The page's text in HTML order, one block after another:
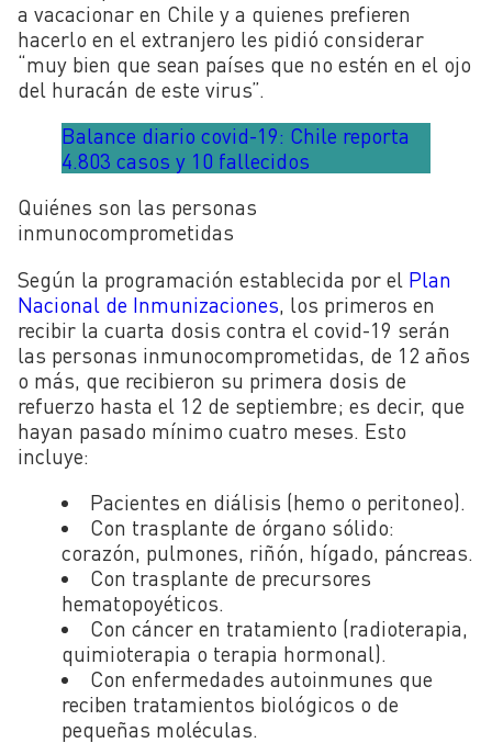
a vacacionar en Chile y a quienes prefieren
hacerlo en el extranjero les pidió considerar
“muy bien que sean países que no estén en el ojo
del huracán de este virus”.
Balance diario covid-19: Chile reporta
4.803 casos y 10 fallecidos
Quiénes son las personas
inmunocomprometidas
Según la programación establecida por el Plan
Nacional de Inmunizaciones , los primeros en
recibir la cuarta dosis contra el covid-19 serán
las personas inmunocomprometidas, de 12 años
o más, que recibieron su primera dosis de
refuerzo hasta el 12 de septiembre; es decir, que
hayan pasado mínimo cuatro meses. Esto
incluye:
Pacientes en diálisis (hemo o peritoneo).
Con trasplante de órgano sólido:
corazón, pulmones, riñón, hígado, páncreas.
Con trasplante de precursores
hematopoyéticos.
Con cáncer en tratamiento (radioterapia,
quimioterapia o terapia hormonal).
Con enfermedades autoinmunes que
reciben tratamientos biológicos o de
pequeñas moléculas.